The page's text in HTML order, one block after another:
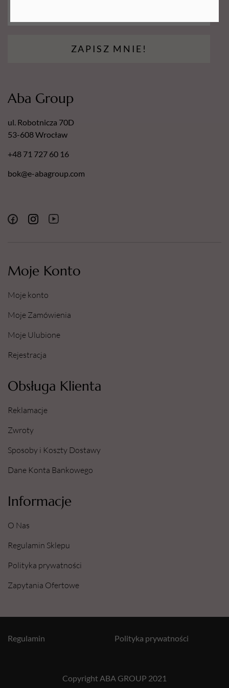
ZAPISZ MNIE!
Moje Konto
Moje konto
Moje Zamówienia
Moje Ulubione
Rejestracja
Obsługa Klienta
Reklamacje
Zwroty
Sposoby i Koszty Dostawy
Dane Konta Bankowego
Informacje
O Nas
Regulamin Sklepu
Polityka prywatności
Zapytania Ofertowe
Aba Group
ul. Robotnicza 70D
53-608 Wrocław
+48 71 727 60 16
bok@e-abagroup.com
Copyright ABA GROUP 2021
Polityka prywatności
Regulamin